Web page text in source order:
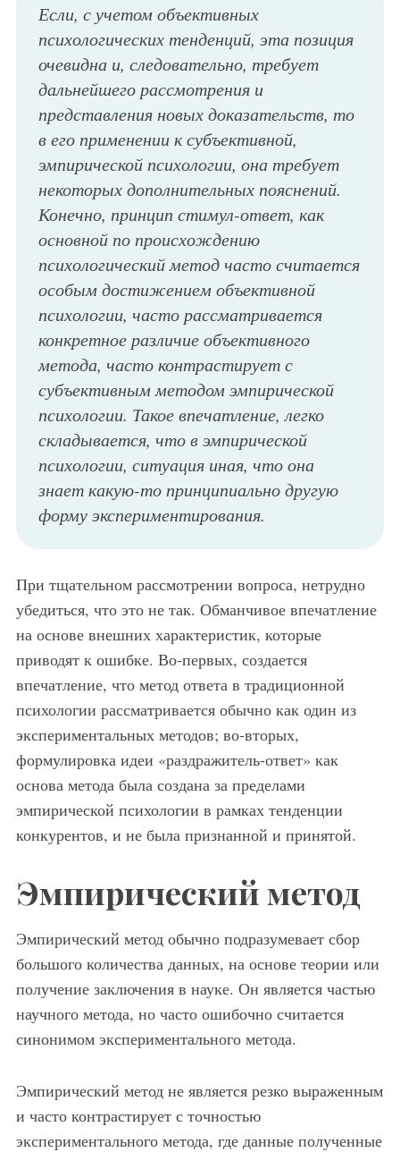
Если, с учетом объективных
психологических тенденций, эта позиция
очевидна и, следовательно, требует
дальнейшего рассмотрения и
представления новых доказательств, то
в его применении к субъективной,
эмпирической психологии, она требует
некоторых дополнительных пояснений.
Конечно, принцип стимул-ответ, как
основной по происхождению
психологический метод часто считается
особым достижением объективной
психологии, часто рассматривается
конкретное различие объективного
метода, часто контрастирует с
субъективным методом эмпирической
психологии. Такое впечатление, легко
складывается, что в эмпирической
психологии, ситуация иная, что она
знает какую-то принципиально другую
форму экспериментирования.
При тщательном рассмотрении вопроса, нетрудно
убедиться, что это не так. Обманчивое впечатление
на основе внешних характеристик, которые
приводят к ошибке. Во-первых, создается
впечатление, что метод ответа в традиционной
психологии рассматривается обычно как один из
экспериментальных методов; во-вторых,
формулировка идеи «раздражитель-ответ» как
основа метода была создана за пределами
эмпирической психологии в рамках тенденции
конкурентов, и не была признанной и принятой.
Эмпирический метод
Эмпирический метод обычно подразумевает сбор
большого количества данных, на основе теории или
получение заключения в науке. Он является частью
научного метода, но часто ошибочно считается
синонимом экспериментального метода.
Эмпирический метод не является резко выраженным
и часто контрастирует с точностью
экспериментального метода, где данные полученные